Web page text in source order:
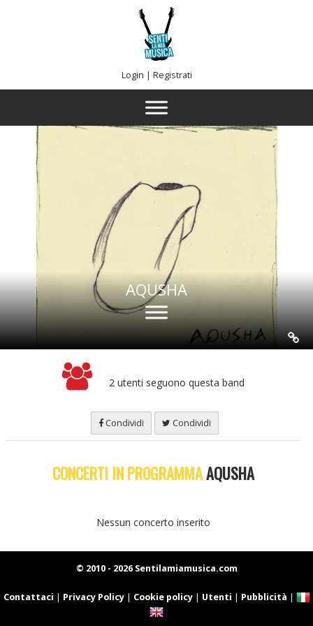
Login | Registrati
AQUSHA
2 utenti seguono questa band
Condividi Condividi
CONCERTI IN PROGRAMMAAQUSHA
Nessun concerto inserito
© 2010 - 2026 Sentilamiamusica.com
Contattaci | Privacy Policy| Cookie policy| Utenti | Pubblicità |